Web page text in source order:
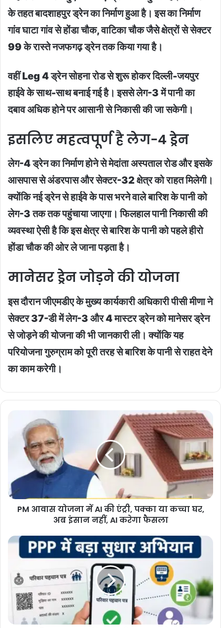
के तहत बादशाहपुर ड्रेन का निर्माण हुआ है। इस का निर्माण
गांव घाटा गांव से होंडा चौक, वाटिका चौक जैसे क्षेत्रों से सेक्टर
99 के रास्ते नजफगढ़ ड्रेन तक किया गया है।
वहीं Leg 4 ड्रेन सोहना रोड से शुरू होकर दिल्ली-जयपुर
हाईवे के साथ-साथ बनाई गई है। इससे लेग-3 में पानी का
दबाव अधिक होने पर आसानी से निकासी की जा सकेगी।
इसलिए महत्वपूर्ण है लेग-4 ड्रेन
लेग-4 ड्रेन का निर्माण होने से मेदांता अस्पताल रोड और इसके
आसपास से अंडरपास और सेक्टर-32 क्षेत्र को राहत मिलेगी।
क्योंकि नई ड्रेन से हाईवे के पास भरने वाले बारिश के पानी को
लेग-3 तक तक पहुंचाया जाएगा। फिलहाल पानी निकासी की
व्यवस्था ऐसी है कि इस क्षेत्र से बारिश के पानी को पहले हीरो
होंडा चौक की ओर ले जाना पड़ता है।
मानेसर ड्रेन जोड़ने की योजना
इस दौरान जीएमडीए के मुख्य कार्यकारी अधिकारी पीसी मीणा ने
सेक्टर 37-डी में लेग-3 और 4 मास्टर ड्रेन को मानेसर ड्रेन
से जोड़ने की योजना की भी जानकारी ली। क्योंकि यह
परियोजना गुरुग्राम को पूरी तरह से बारिश के पानी से राहत देने
का काम करेगी।
एंट्री,
पक्का
या
कच्चा
इंसान
फैसला
PM आवास योजना में AI की एंट्री, पक्का या कच्चा घर,
अब इंसान नहीं, AI करेगा फैसला
PPP
बदलाव,
बिजली
मीटर,
आय
परिवार